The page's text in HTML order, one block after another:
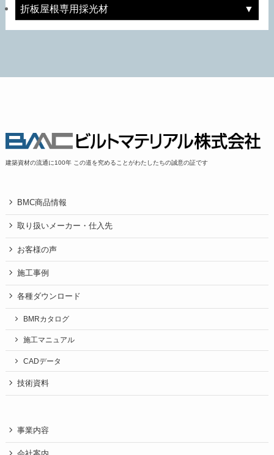
折板屋根専用採光材
建築資材の流通に100年 この道を究めることがわたしたちの誠意の証です
BMC商品情報
取り扱いメーカー・仕入先
お客様の声
施工事例
各種ダウンロード
BMRカタログ
施工マニュアル
CADデータ
技術資料
事業内容